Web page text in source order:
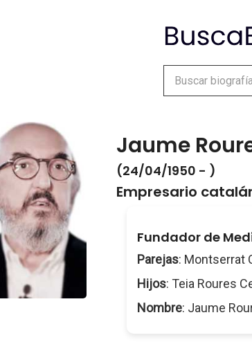
Jaume
(24/04/1950 - )
Empresario
Fundador de
Parejas: Montserrat
Hijos: Teia Roures
Nombre: Jaume